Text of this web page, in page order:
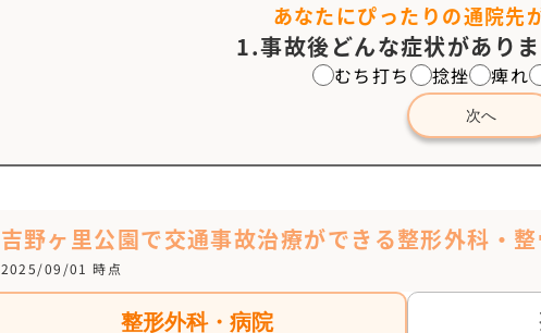
あなたにぴったりの通院先
1.事故後どんな症状があり
むち打ち 捻挫 痺れ
次へ
吉野ヶ里公園で交通事故治療ができる整形外科・
2025/09/01 時点
整形外科・病院